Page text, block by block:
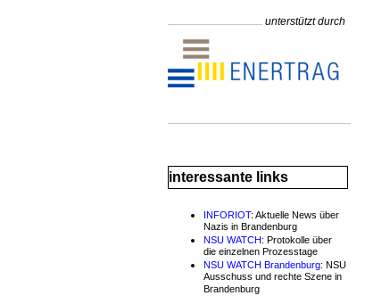
unterstützt durch
interessante links
INFORIOT: Aktuelle News über
Nazis in Brandenburg
NSU WATCH: Protokolle über
die einzelnen Prozesstage
NSU WATCH Brandenburg: NSU
Ausschuss und rechte Szene in
Brandenburg